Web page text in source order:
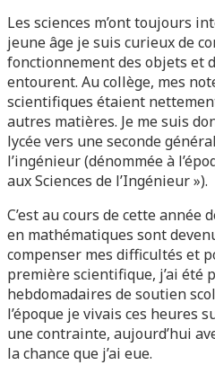
Les sciences m’ont toujours
jeune âge je suis curieux de
fonctionnement des objets et
entourent. Au collège, mes
scientifiques étaient
autres matières. Je me suis
lycée vers une seconde
l’ingénieur (dénommée à
aux Sciences de l’Ingénieur »).
C’est au cours de cette année
en mathématiques sont
compenser mes difficultés et
première scientifique, j’ai été
hebdomadaires de soutien
l’époque je vivais ces heures
une contrainte, aujourd’hui
la chance que j’ai eue.